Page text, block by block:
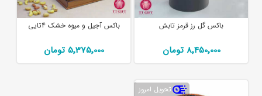
باکس گل رز قرمز تابش
8٬450٬000 تومان
باکس آجیل و میوه خشک 4تایی
5٬375٬000 تومان
تحویل امروز